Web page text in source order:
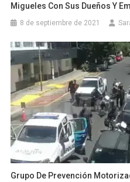
Migueles Con Sus Dueños Y
8 de septiembre de 2021
Grupo De Prevención